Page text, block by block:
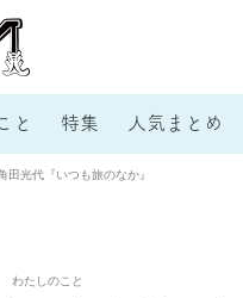
と 特集 人気まとめ
光代『いつも旅のなか』
わたしのこと